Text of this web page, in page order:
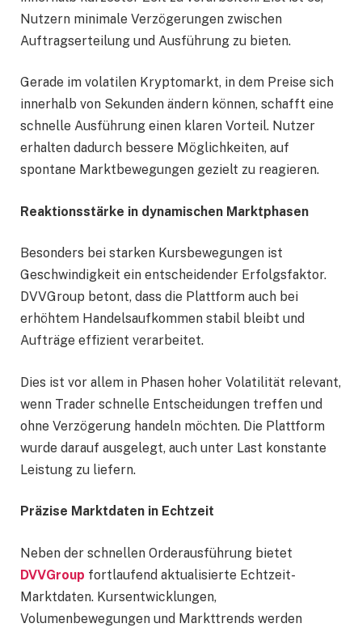
Nutzern minimale Verzögerungen zwischen
Auftragserteilung und Ausführung zu bieten.
Gerade im volatilen Kryptomarkt, in dem Preise sich
innerhalb von Sekunden ändern können, schafft eine
schnelle Ausführung einen klaren Vorteil. Nutzer
erhalten dadurch bessere Möglichkeiten, auf
spontane Marktbewegungen gezielt zu reagieren.
Reaktionsstärke in dynamischen Marktphasen
Besonders bei starken Kursbewegungen ist
Geschwindigkeit ein entscheidender Erfolgsfaktor.
DVVGroup betont, dass die Plattform auch bei
erhöhtem Handelsaufkommen stabil bleibt und
Aufträge effizient verarbeitet.
Dies ist vor allem in Phasen hoher Volatilität relevant,
wenn Trader schnelle Entscheidungen treffen und
ohne Verzögerung handeln möchten. Die Plattform
wurde darauf ausgelegt, auch unter Last konstante
Leistung zu liefern.
Präzise Marktdaten in Echtzeit
Neben der schnellen Orderausführung bietet
DVVGroup fortlaufend aktualisierte Echtzeit-
Marktdaten. Kursentwicklungen,
Volumenbewegungen und Markttrends werden